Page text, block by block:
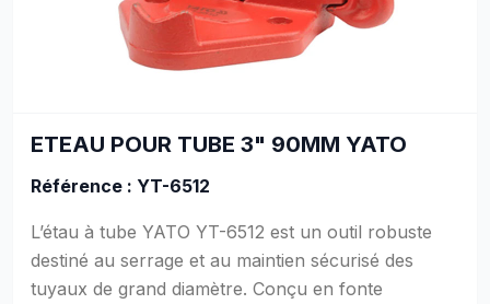
ETEAU POUR TUBE 3" 90MM YATO
Référence : YT-6512
L’étau à tube YATO YT-6512 est un outil robuste
destiné au serrage et au maintien sécurisé des
tuyaux de grand diamètre. Conçu en fonte